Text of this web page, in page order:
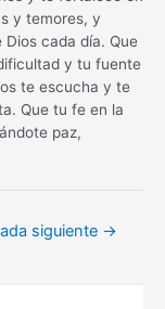
y temores, y
cada día. Que
y tu fuente
te escucha y te
Que tu fe en la
paz,
siguiente →